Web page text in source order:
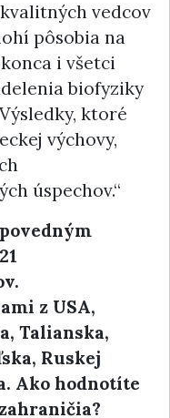
vedcov
pôsobia na
i všetci
biofyziky
ktoré
výchovy,
úspechov.“
z USA,
Talianska,
Ruskej
Ako hodnotíte